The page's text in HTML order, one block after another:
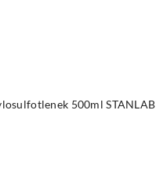
500ml STANLAB